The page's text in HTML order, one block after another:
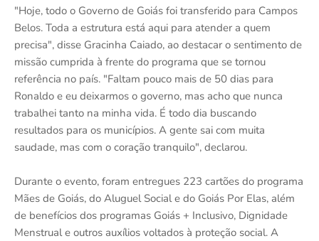
"Hoje, todo o Governo de Goiás foi transferido para Campos
Belos. Toda a estrutura está aqui para atender a quem
precisa", disse Gracinha Caiado, ao destacar o sentimento de
missão cumprida à frente do programa que se tornou
referência no país. "Faltam pouco mais de 50 dias para
Ronaldo e eu deixarmos o governo, mas acho que nunca
trabalhei tanto na minha vida. É todo dia buscando
resultados para os municípios. A gente sai com muita
saudade, mas com o coração tranquilo", declarou.
Durante o evento, foram entregues 223 cartões do programa
Mães de Goiás, do Aluguel Social e do Goiás Por Elas, além
de benefícios dos programas Goiás + Inclusivo, Dignidade
Menstrual e outros auxílios voltados à proteção social. A